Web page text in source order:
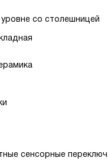
уровне со столешницей
сенсорные